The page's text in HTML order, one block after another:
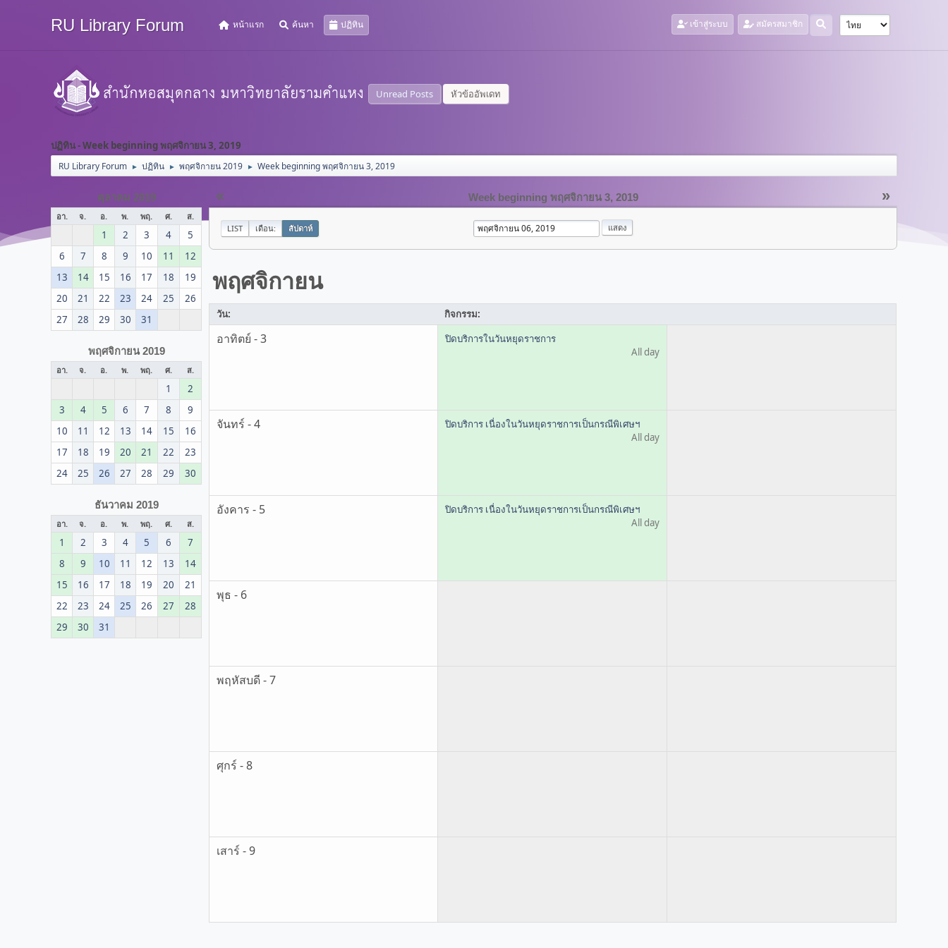
RU Library Forum หน้าแรก ค้นหา ปฏิทิน เข้าสู่ระบบ สมัครสมาชิก
Unread Posts หัวข้ออัพเดท
ปฏิทิน - Week beginning พฤศจิกายน 3, 2019
RU Library Forum ► ปฏิทิน ► พฤศจิกายน 2019 ► Week beginning พฤศจิกายน 3, 2019
ตุลาคม 2019
อา. จ. อ. พ. พฤ. ศ. ส.
1 2 3 4
5
6
7 8 9 10 11
12
13
14 15 16 17 18
19
20
21 22 23 24 25
26
27
28 29 30 31
พฤศจิกายน 2019
อา. จ. อ. พ. พฤ. ศ. ส.
1
2
3
4 5 6 7 8
9
10
11 12 13 14 15
16
17
18 19 20 21 22
23
24
25 26 27 28 29 30
ธันวาคม 2019
อา. จ. อ. พ. พฤ. ศ. ส.
1 2 3 4 5 6
7
8
9 10 11 12 13
14
15
16 17 18 19 20
21
22
23 24 25 26 27
28
29
30 31
« »
Week beginning พฤศจิกายน 3, 2019
LIST เดือน: สัปดาห์
พฤศจิกายน
วัน: กิจกรรม:
อาทิตย์ - 3
ปิดบริการในวันหยุดราชการ
All day
จันทร์ - 4
ปิดบริการ เนื่องในวันหยุดราชการเป็นกรณีพิเศษฯ
All day
อังคาร - 5
ปิดบริการ เนื่องในวันหยุดราชการเป็นกรณีพิเศษฯ
All day
พุธ - 6
พฤหัสบดี - 7
ศุกร์ - 8
เสาร์ - 9